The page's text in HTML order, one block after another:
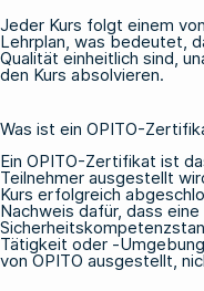
Jeder Kurs folgt einem
Lehrplan, was bedeutet,
Qualität einheitlich sind,
den Kurs absolvieren.
Was ist ein OPITO-
Ein OPITO-Zertifikat ist
Teilnehmer ausgestellt
Kurs erfolgreich
Nachweis dafür, dass
Tätigkeit oder -
von OPITO ausgestellt,